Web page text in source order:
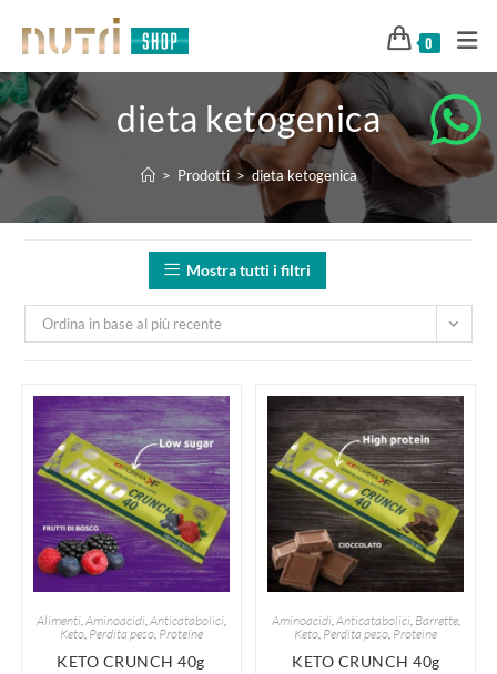
0
dieta ketogenica
> Prodotti > dieta ketogenica
Mostra tutti i filtri
Ordina in base al più recente
Alimenti,Aminoacidi,Anticatabolici,
Keto, Perdita peso, Proteine
KETO CRUNCH 40g
Aminoacidi,Anticatabolici, Barrette,
Keto, Perdita peso, Proteine
KETO CRUNCH 40g